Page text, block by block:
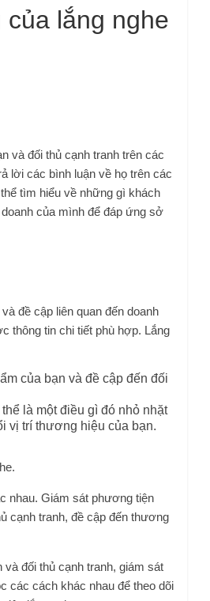
lắng nghe
và đối thủ cạnh tranh trên các
lời các bình luận về họ trên các
tìm hiểu về những gì khách
của mình để đáp ứng sở
đề cập liên quan đến doanh
thông tin chi tiết phù hợp. Lắng
của bạn và đề cập đến đối
là một điều gì đó nhỏ nhặt
vị trí thương hiệu của bạn.
nhau. Giám sát phương tiện
cạnh tranh, đề cập đến thương
đối thủ cạnh tranh, giám sát
các cách khác nhau để theo dõi